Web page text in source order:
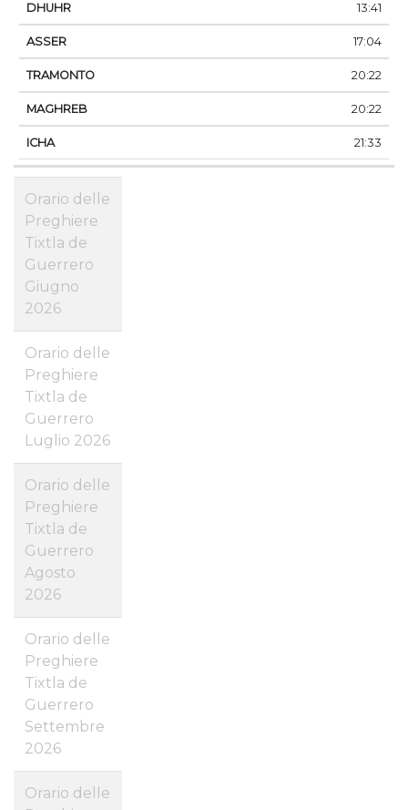
13:41
17:04
20:22
20:22
21:33
Orario delle
Preghiere
Tixtla de
Guerrero
Giugno
2026
Orario delle
Preghiere
Tixtla de
Guerrero
Luglio 2026
Orario delle
Preghiere
Tixtla de
Guerrero
Agosto
2026
Orario delle
Preghiere
Tixtla de
Guerrero
Settembre
2026
Orario delle